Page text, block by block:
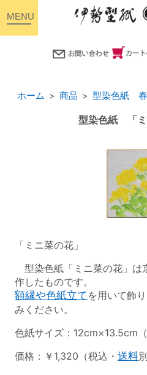
ホーム 商品 型染色紙 春
型染色紙 「ミ
「ミニ菜の花」
型染色紙「ミニ菜の花」は
作したものです。
額縁や色紙立て を用いて飾
みください。
色紙サイズ：12cm×13.5cm（
価格：￥1,320（税込・ 送料
toggle
navigation